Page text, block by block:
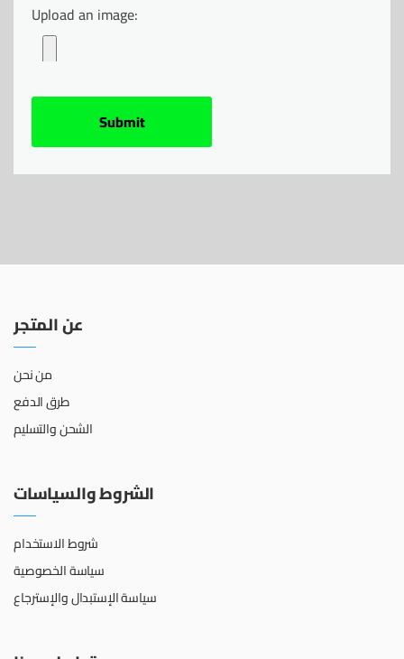
Upload an image:
عن المتجر
من نحن
طرق الدفع
الشحن والتسليم
الشروط والسياسات
شروط الاستخدام
سياسة الخصوصية
سياسة الإستبدال والإسترجاع